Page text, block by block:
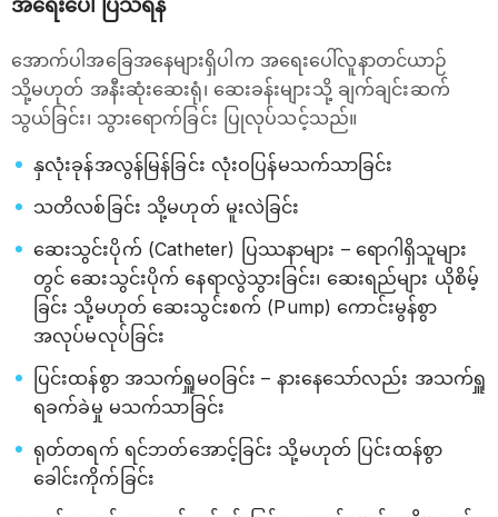
အရေးပေါ်ပြသရန်
အောက်ပါအခြေအနေများရှိပါက အရေးပေါ်လူနာတင်ယာဉ်
သို့မဟုတ် အနီးဆုံးဆေးရုံ၊ ဆေးခန်းများသို့ ချက်ချင်းဆက်
သွယ်ခြင်း၊ သွားရောက်ခြင်း ပြုလုပ်သင့်သည်။
နှလုံးခုန်အလွန်မြန်ခြင်း လုံးဝပြန်မသက်သာခြင်း
သတိလစ်ခြင်း သို့မဟုတ် မူးလဲခြင်း
ဆေးသွင်းပိုက် (Catheter) ပြဿနာများ – ရောဂါရှိသူများ
တွင် ဆေးသွင်းပိုက် နေရာလွဲသွားခြင်း၊ ဆေးရည်များ ယိုစိမ့်
ခြင်း သို့မဟုတ် ဆေးသွင်းစက် (Pump) ကောင်းမွန်စွာ
အလုပ်မလုပ်ခြင်း
ပြင်းထန်စွာ အသက်ရှူမဝခြင်း – နားနေသော်လည်း အသက်ရှူ
ရခက်ခဲမှု မသက်သာခြင်း
ရုတ်တရက် ရင်ဘတ်အောင့်ခြင်း သို့မဟုတ် ပြင်းထန်စွာ
ခေါင်းကိုက်ခြင်း